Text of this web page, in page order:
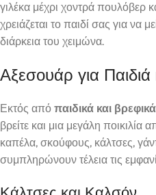
γιλέκα μέχρι χοντρά πουλόβερ
χρειάζεται το παιδί σας για να
διάρκεια του χειμώνα.
Αξεσουάρ για
Εκτός από παιδικά και
βρείτε και μια μεγάλη
καπέλα, σκούφους, κάλτσες,
συμπληρώνουν τέλεια τις